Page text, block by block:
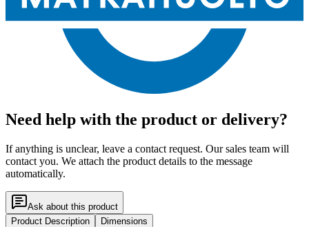
Need help with the product or delivery?
If anything is unclear, leave a contact request. Our sales team will
contact you. We attach the product details to the message
automatically.
Ask about this product
Product Description
Dimensions